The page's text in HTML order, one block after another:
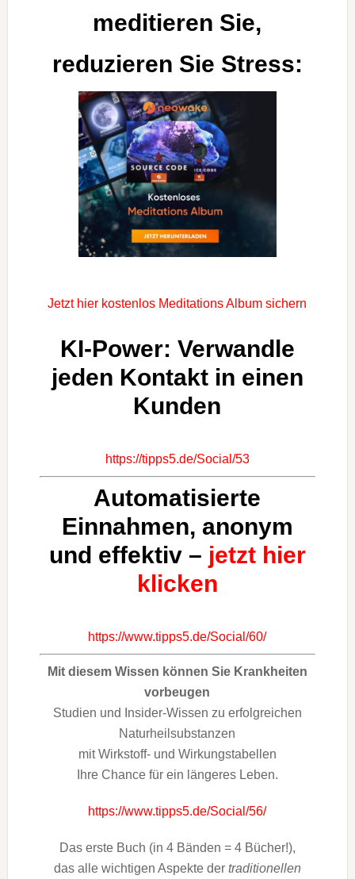
meditieren Sie,
reduzieren Sie Stress:
Jetzt hier kostenlos Meditations Album sichern
KI-Power: Verwandle
jeden Kontakt in einen
Kunden
https://tipps5.de/Social/53
Automatisierte
Einnahmen, anonym
und effektiv – jetzt hier
klicken
https://www.tipps5.de/Social/60/
Mit diesem Wissen können Sie Krankheiten
vorbeugen
Studien und Insider-Wissen zu erfolgreichen
Naturheilsubstanzen
mit Wirkstoff- und Wirkungstabellen
Ihre Chance für ein längeres Leben.
https://www.tipps5.de/Social/56/
Das erste Buch (in 4 Bänden = 4 Bücher!),
das alle wichtigen Aspekte der traditionellen